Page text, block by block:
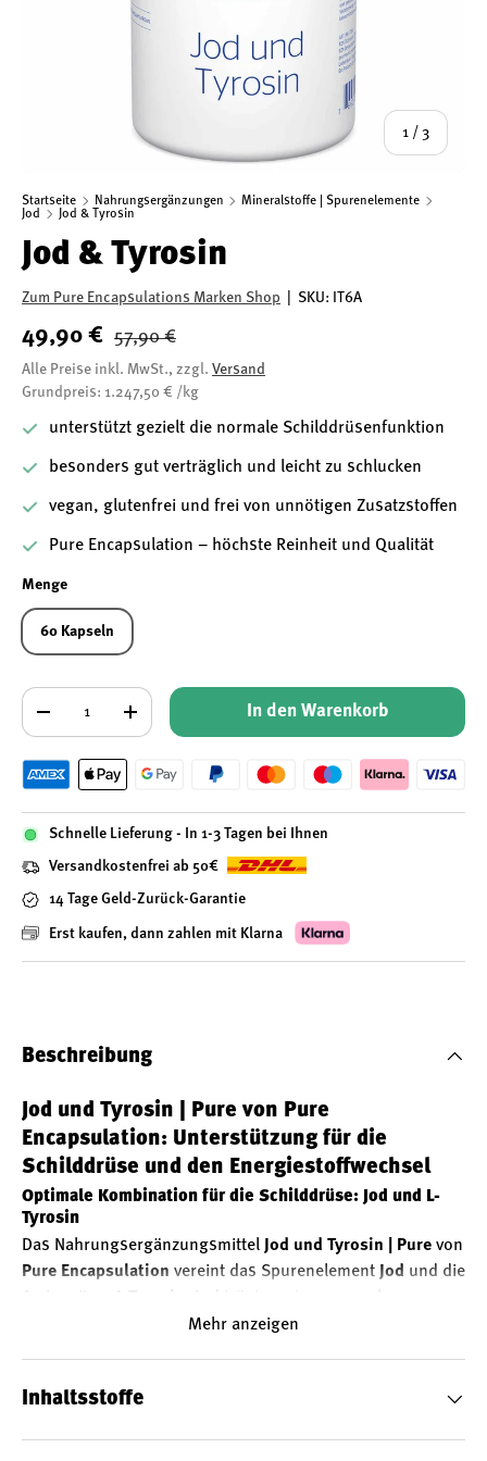
1 / von
3
Startseite Nahrungsergänzungen
Mineralstoffe | Spurenelemente
Jod
Jod & Tyrosin
Jod & Tyrosin
Zum Pure Encapsulations Marken Shop SKU: IT6A
49,90 € 57,90 €
Alle Preise inkl. MwSt., zzgl. Versand
Grundpreis: 1.247,50 € /kg
unterstützt gezielt die normale Schilddrüsenfunktion
besonders gut verträglich und leicht zu schlucken
vegan, glutenfrei und frei von unnötigen Zusatzstoffen
Pure Encapsulation – höchste Reinheit und Qualität
Menge
60 Kapseln
Anzahl
+ In den Warenkorb
Schnelle Lieferung - In 1-3 Tagen bei Ihnen
Versandkostenfrei ab 50€
14 Tage Geld-Zurück-Garantie
Erst kaufen, dann zahlen mit Klarna
Beschreibung
Jod und Tyrosin | Pure von Pure
Encapsulation: Unterstützung für die
Schilddrüse und den Energiestoffwechsel
Optimale Kombination für die Schilddrüse: Jod und L-
Tyrosin
Das Nahrungsergänzungsmittel Jod und Tyrosin | Pure von
Pure Encapsulation vereint das Spurenelement Jod und die
Produktion von Schilddrüsenhormonen und zu einer
Jodist ein lebensnotwendiges Spurenelement für die
Mehr anzeigen
Inhaltsstoffe